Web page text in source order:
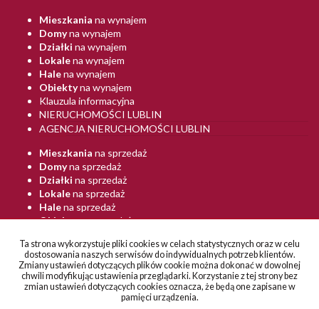
Mieszkania na wynajem
Domyna wynajem
Działki na wynajem
Lokalena wynajem
Halena wynajem
Obiektyna wynajem
Klauzula informacyjna
NIERUCHOMOŚCI LUBLIN
AGENCJA NIERUCHOMOŚCI LUBLIN
Mieszkania na sprzedaż
Domyna sprzedaż
Działki na sprzedaż
Lokalena sprzedaż
Halena sprzedaż
Obiektyna sprzedaż
ANMA LUBLIN
Ta strona wykorzystuje pliki cookies w celach statystycznych oraz w celu
dostosowania naszych serwisów do indywidualnych potrzeb klientów.
Zmiany ustawień dotyczących plików cookie można dokonać w dowolnej
chwili modyfikując ustawienia przeglądarki. Korzystanie z tej strony bez
zmian ustawień dotyczących cookies oznacza, że będą one zapisane w
pamięci urządzenia.